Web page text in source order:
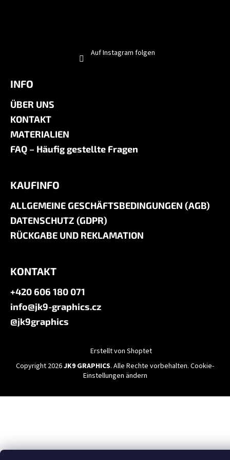
Auf Instagram folgen
INFO
ÜBER UNS
KONTAKT
MATERIALIEN
FAQ – Häufig gestellte Fragen
KAUFINFO
ALLGEMEINE GESCHÄFTSBEDINGUNGEN (AGB)
DATENSCHUTZ (GDPR)
RÜCKGABE UND REKLAMATION
KONTAKT
+420 606 180 071
info@jk9-graphics.cz
@jk9graphics
Erstellt von Shoptet
Copyright 2026JK9 GRAPHICS. Alle Rechte vorbehalten. Cookie-
Einstellungen ändern